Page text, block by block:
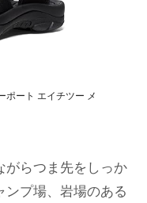
ポート エイチツー メ
がらつま先をしっか
ンプ場、岩場のある